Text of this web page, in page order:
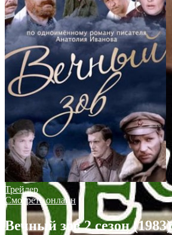
Трейлер
Смотреть онлайн
Вечный зов 2 сезон (1983)